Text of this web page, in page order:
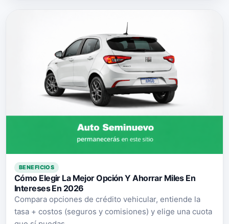
BENEFICIOS
Cómo Elegir La Mejor Opción Y Ahorrar Miles En
Intereses En 2026
Compara opciones de crédito vehicular, entiende la
tasa + costos (seguros y comisiones) y elige una cuota